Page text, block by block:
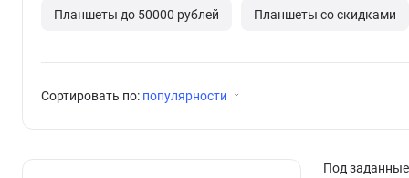
Планшеты до 50000 рублей Планшеты со скидками
Сортировать по: популярности
Под